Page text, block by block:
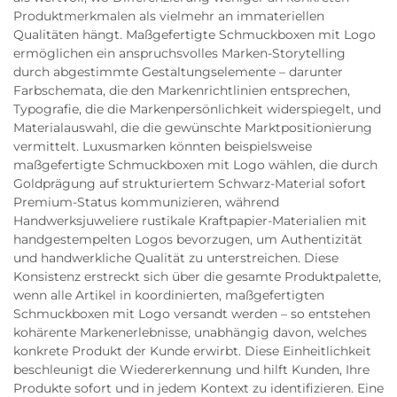
Produktmerkmalen als vielmehr an immateriellen
Qualitäten hängt. Maßgefertigte Schmuckboxen mit Logo
ermöglichen ein anspruchsvolles Marken-Storytelling
durch abgestimmte Gestaltungselemente – darunter
Farbschemata, die den Markenrichtlinien entsprechen,
Typografie, die die Markenpersönlichkeit widerspiegelt, und
Materialauswahl, die die gewünschte Marktpositionierung
vermittelt. Luxusmarken könnten beispielsweise
maßgefertigte Schmuckboxen mit Logo wählen, die durch
Goldprägung auf strukturiertem Schwarz-Material sofort
Premium-Status kommunizieren, während
Handwerksjuweliere rustikale Kraftpapier-Materialien mit
handgestempelten Logos bevorzugen, um Authentizität
und handwerkliche Qualität zu unterstreichen. Diese
Konsistenz erstreckt sich über die gesamte Produktpalette,
wenn alle Artikel in koordinierten, maßgefertigten
Schmuckboxen mit Logo versandt werden – so entstehen
kohärente Markenerlebnisse, unabhängig davon, welches
konkrete Produkt der Kunde erwirbt. Diese Einheitlichkeit
beschleunigt die Wiedererkennung und hilft Kunden, Ihre
Produkte sofort und in jedem Kontext zu identifizieren. Eine